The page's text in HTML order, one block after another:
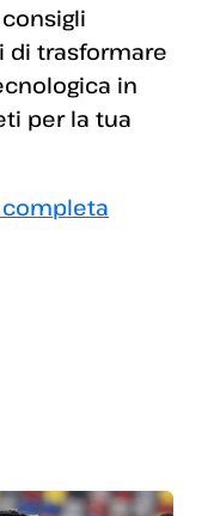
di trasformare
in
per la tua
completa